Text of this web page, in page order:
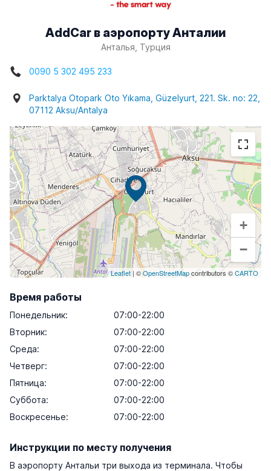
AddCar в аэропорту Анталии
Анталья, Турция
0090 5 302 495 233
Parktalya Otopark Oto Yıkama, Güzelyurt, 221. Sk. no: 22,
07112 Aksu/Antalya
+
−
Leaflet | ©OpenStreetMapcontributors ©CARTO
Время работы
Понедельник:
07:00-22:00
Вторник:
07:00-22:00
Среда:
07:00-22:00
Четверг:
07:00-22:00
Пятница:
07:00-22:00
Суббота:
07:00-22:00
Воскресенье: 07:00-22:00
Инструкции по месту получения
В аэропорту Антальи три выхода из терминала. Чтобы